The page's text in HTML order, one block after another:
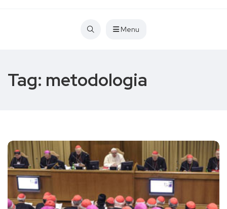
Menu
Tag: metodologia